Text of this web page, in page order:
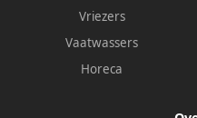
Vriezers
Vaatwassers
Horeca